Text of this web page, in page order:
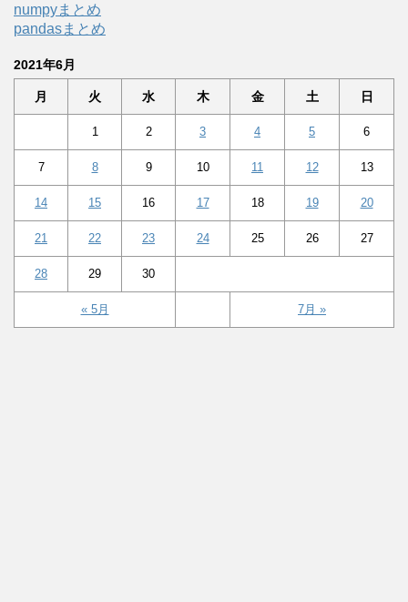
numpyまとめ
pandasまとめ
2021年6月
月 火 水 木 金 土 日
« 5月 7月 »
1 2 3 4 5 6
7 8 9 10 11 12 13
14 15 16 17 18 19 20
21 22 23 24 25 26 27
28 29 30